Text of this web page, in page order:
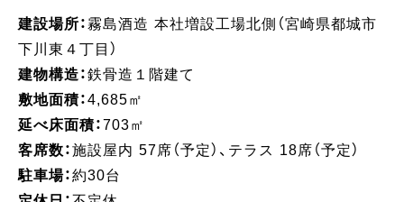
建設場所： 霧島酒造 本社増設工場北側（宮崎県都城市
下川東４丁目）
建物構造：鉄骨造１階建て
敷地面積：4,685㎡
延べ床面積：703㎡
客席数：施設屋内 57席（予定）、テラス 18席（予定）
駐車場：約30台